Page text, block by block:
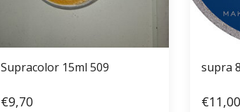
Supracolor 15ml 509
€9,70
supra
€11,00